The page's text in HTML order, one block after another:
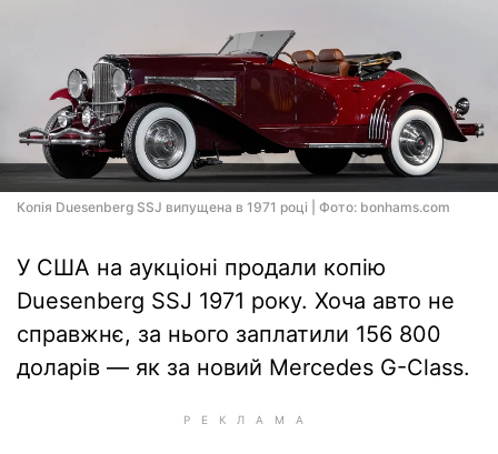
Копія Duesenberg SSJ випущена в 1971 році | Фото: bonhams.com
У США на аукціоні продали копію
Duesenberg SSJ 1971 року. Хоча авто не
справжнє, за нього заплатили 156 800
доларів — як за новий Mercedes G-Class.